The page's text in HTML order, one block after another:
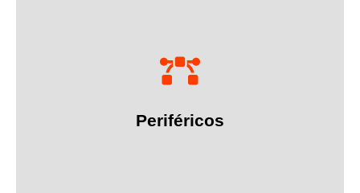
Periféricos
complementam as nossas máquinas, garantindo
Mais informações